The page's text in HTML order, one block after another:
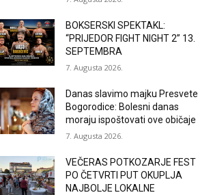
BOKSERSKI SPEKTAKL:
“PRIJEDOR FIGHT NIGHT 2” 13.
SEPTEMBRA
7. Augusta 2026.
Danas slavimo majku Presvete
Bogorodice: Bolesni danas
moraju ispoštovati ove običaje
7. Augusta 2026.
VEČERAS POTKOZARJE FEST
PO ČETVRTI PUT OKUPLJA
NAJBOLJE LOKALNE